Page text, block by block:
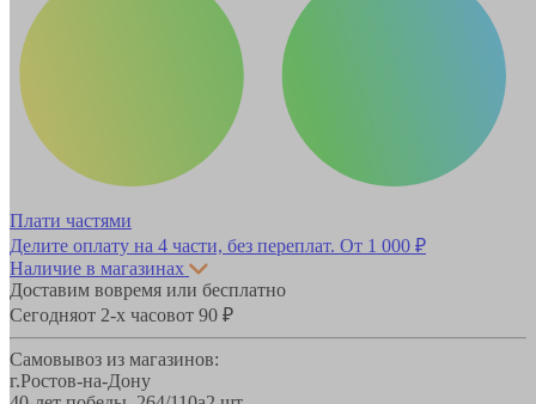
Плати частями
Делите оплату на 4 части, без переплат. От 1 000 ₽
Наличие в магазинах
Доставим вовремя или бесплатно
Сегодняот 2-х часовот 90 ₽
Самовывоз из магазинов:
г.Ростов-на-Дону